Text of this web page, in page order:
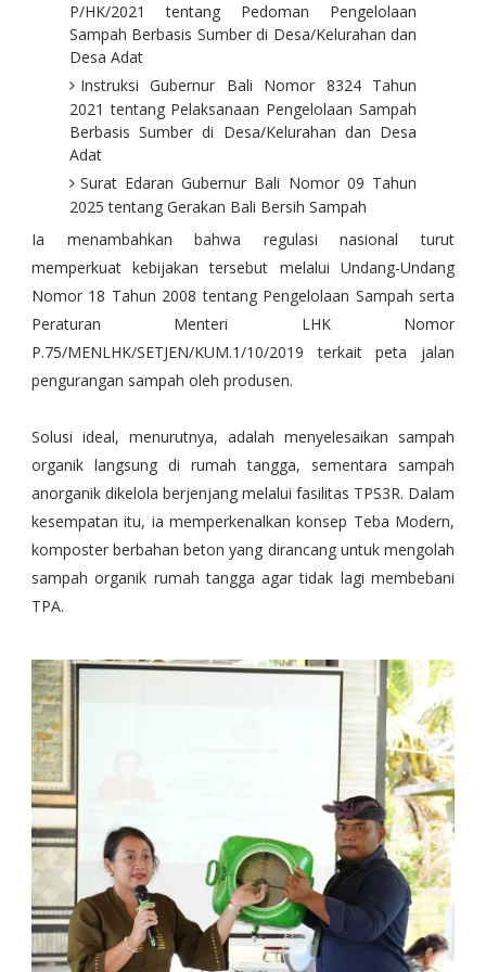
P/HK/2021 tentang Pedoman Pengelolaan
Sampah Berbasis Sumber di Desa/Kelurahan dan
Desa Adat
Instruksi Gubernur Bali Nomor 8324 Tahun
2021 tentang Pelaksanaan Pengelolaan Sampah
Berbasis Sumber di Desa/Kelurahan dan Desa
Adat
Surat Edaran Gubernur Bali Nomor 09 Tahun
2025 tentang Gerakan Bali Bersih Sampah
Ia menambahkan bahwa regulasi nasional turut
memperkuat kebijakan tersebut melalui Undang-Undang
Nomor 18 Tahun 2008 tentang Pengelolaan Sampah serta
Peraturan Menteri LHK Nomor
P.75/MENLHK/SETJEN/KUM.1/10/2019 terkait peta jalan
pengurangan sampah oleh produsen.
Solusi ideal, menurutnya, adalah menyelesaikan sampah
organik langsung di rumah tangga, sementara sampah
anorganik dikelola berjenjang melalui fasilitas TPS3R. Dalam
kesempatan itu, ia memperkenalkan konsep Teba Modern,
komposter berbahan beton yang dirancang untuk mengolah
sampah organik rumah tangga agar tidak lagi membebani
TPA.